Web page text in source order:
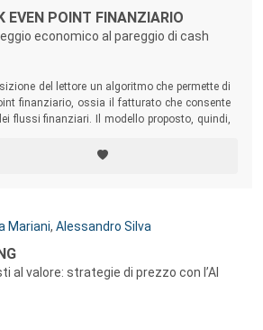
EVEN POINT FINANZIARIO
economico al pareggio di cash
del lettore un algoritmo che permette di
finanziario, ossia il fatturato che consente
flussi finanziari. Il modello proposto, quindi,
le chiavi per intervenire sulla gestione
leve di miglioramento.
Mariani, Alessandro Silva
al valore: strategie di prezzo con l’AI